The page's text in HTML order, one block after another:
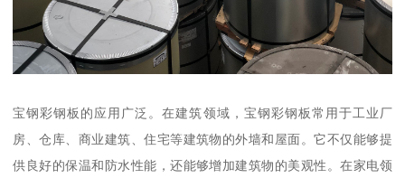
宝钢彩钢板的应用广泛。在建筑领域，宝钢彩钢板常用于工业厂
房、仓库、商业建筑、住宅等建筑物的外墙和屋面。它不仅能够提
供良好的保温和防水性能，还能够增加建筑物的美观性。在家电领